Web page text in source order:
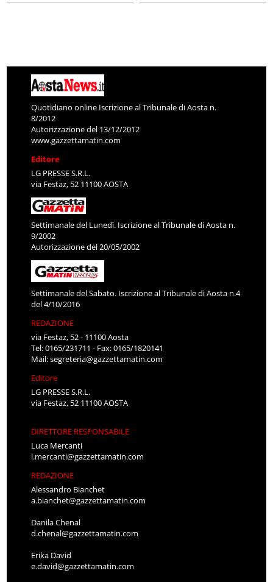
Quotidiano online Iscrizione al Tribunale di Aosta n.
8/2012
Autorizzazione del 13/12/2012
www.gazzettamatin.com
Editore
LG PRESSE S.R.L.
via Festaz, 52 11100 AOSTA
Settimanale del Lunedì. Iscrizione al Tribunale di Aosta n.
9/2002
Autorizzazione del 20/05/2002
Settimanale del Sabato. Iscrizione al Tribunale di Aosta n.4
del 4/10/2016
REDAZIONE
via Festaz, 52 - 11100 Aosta
Tel: 0165/231711 - Fax: 0165/1820141
Mail:segreteria@gazzettamatin.com
Editore
LG PRESSE S.R.L.
via Festaz, 52 11100 AOSTA
DIRETTORE RESPONSABILE
Luca Mercanti
l.mercanti@gazzettamatin.com
REDAZIONE
Alessandro Bianchet
a.bianchet@gazzettamatin.com
Danila Chenal
d.chenal@gazzettamatin.com
Erika David
e.david@gazzettamatin.com